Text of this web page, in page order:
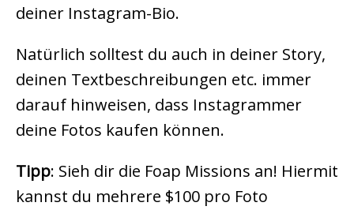
deiner Instagram-Bio.
Natürlich solltest du auch in deiner Story,
deinen Textbeschreibungen etc. immer
darauf hinweisen, dass Instagrammer
deine Fotos kaufen können.
Tipp: Sieh dir die Foap Missions an! Hiermit
kannst du mehrere $100 pro Foto